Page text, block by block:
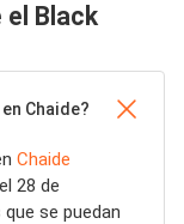
Black
Chaide?
Chaide
28 de
se puedan